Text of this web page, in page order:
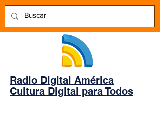
Radio Digital América
Cultura Digital para Todos